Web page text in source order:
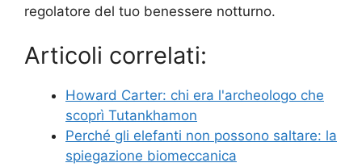
regolatore del tuo benessere notturno.
Articoli correlati:
Howard Carter: chi era l'archeologo che
scoprì Tutankhamon
Perché gli elefanti non possono saltare: la
spiegazione biomeccanica